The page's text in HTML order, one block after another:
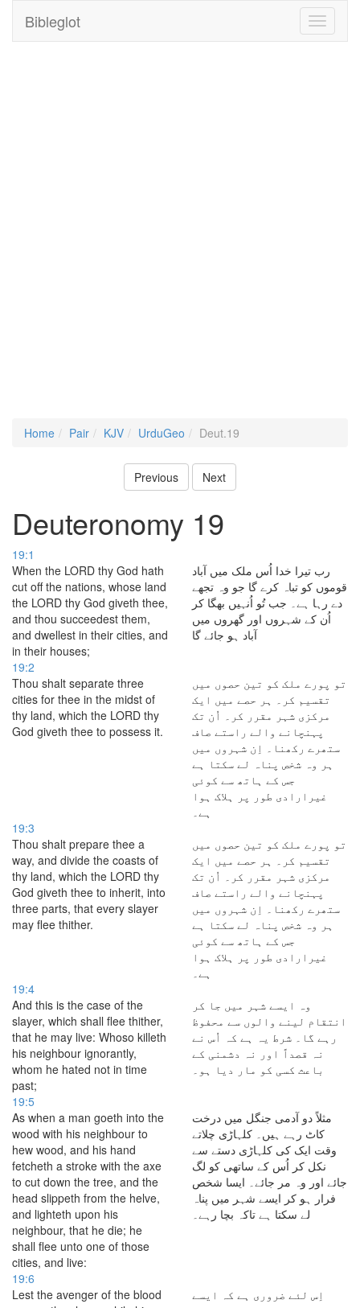
Toggle
Bibleglot
Home Pair KJV UrduGeo Deut.19
Previous Next
Deuteronomy 19
19:1
When the LORD thy God hath
cut off the nations, whose land
the LORD thy God giveth thee,
and thou succeedest them,
and dwellest in their cities, and
in their houses;
رب تیرا خدا اُس ملک میں آباد
قوموں کو تباہ کرے گا جو وہ تجھے
دے رہا ہے۔ جب تُو اُنہیں بھگا کر
اُن کے شہروں اور گھروں میں
آباد ہو جائے گا
19:2
Thou shalt separate three
cities for thee in the midst of
thy land, which the LORD thy
God giveth thee to possess it.
تو پورے ملک کو تین حصوں میں
تقسیم کر۔ ہر حصے میں ایک
مرکزی شہر مقرر کر۔ اُن تک
پہنچانے والے راستے صاف
ستھرے رکھنا۔ اِن شہروں میں
ہر وہ شخص پناہ لے سکتا ہے
جس کے ہاتھ سے کوئی
غیرارادی طور پر ہلاک ہوا
ہے۔
19:3
Thou shalt prepare thee a
way, and divide the coasts of
thy land, which the LORD thy
God giveth thee to inherit, into
three parts, that every slayer
may flee thither.
تو پورے ملک کو تین حصوں میں
تقسیم کر۔ ہر حصے میں ایک
مرکزی شہر مقرر کر۔ اُن تک
پہنچانے والے راستے صاف
ستھرے رکھنا۔ اِن شہروں میں
ہر وہ شخص پناہ لے سکتا ہے
جس کے ہاتھ سے کوئی
غیرارادی طور پر ہلاک ہوا
ہے۔
19:4
And this is the case of the
slayer, which shall flee thither,
that he may live: Whoso killeth
his neighbour ignorantly,
whom he hated not in time
past;
وہ ایسے شہر میں جا کر
انتقام لینے والوں سے محفوظ
رہے گا۔ شرط یہ ہے کہ اُس نے
نہ قصداً اور نہ دشمنی کے
باعث کسی کو مار دیا ہو۔
19:5
As when a man goeth into the
wood with his neighbour to
hew wood, and his hand
fetcheth a stroke with the axe
to cut down the tree, and the
head slippeth from the helve,
and lighteth upon his
neighbour, that he die; he
shall flee unto one of those
cities, and live:
مثلاً دو آدمی جنگل میں درخت
کاٹ رہے ہیں۔ کلہاڑی چلاتے
وقت ایک کی کلہاڑی دستے سے
نکل کر اُس کے ساتھی کو لگ
جائے اور وہ مر جائے۔ ایسا شخص
فرار ہو کر ایسے شہر میں پناہ
لے سکتا ہے تاکہ بچا رہے۔
19:6
Lest the avenger of the blood
اِس لئے ضروری ہے کہ ایسے